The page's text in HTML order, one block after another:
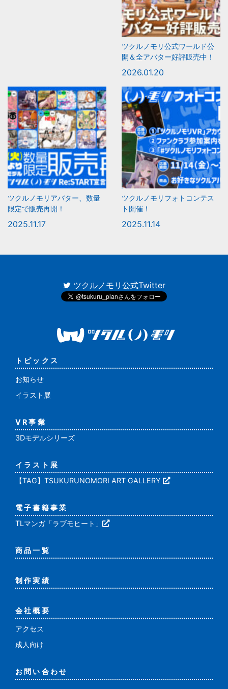
ツクルノモリ公式ワールド公
開＆全アバター好評販売中！
2026.01.20
ツクルノモリアバター、数量
限定で販売再開！
2025.11.17
ツクルノモリフォトコンテス
ト開催！
2025.11.14
トピックス
お知らせ
イラスト展
VR事業
3Dモデルシリーズ
イラスト展
【TAG】TSUKURUNOMORI ART GALLERY
電子書籍事業
TLマンガ「ラブモヒート」
商品一覧
制作実績
会社概要
アクセス
成人向け
お問い合わせ
ツクルノモリ公式Twitter